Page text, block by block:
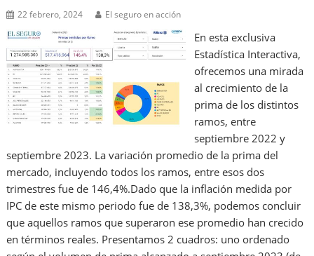
22 febrero, 2024 El seguro en acción
En esta exclusiva
Estadística Interactiva,
ofrecemos una mirada
al crecimiento de la
prima de los distintos
ramos, entre
septiembre 2022 y
septiembre 2023. La variación promedio de la prima del
mercado, incluyendo todos los ramos, entre esos dos
trimestres fue de 146,4%.Dado que la inflación medida por
IPC de este mismo periodo fue de 138,3%, podemos concluir
que aquellos ramos que superaron ese promedio han crecido
en términos reales. Presentamos 2 cuadros: uno ordenado